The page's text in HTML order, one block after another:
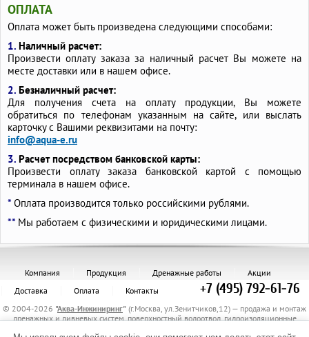
ОПЛАТА
Оплата может быть произведена следующими способами:
1. Наличный расчет:
Произвести оплату заказа за наличный расчет Вы можете на
месте доставки или в нашем офисе.
2. Безналичный расчет:
Для получения счета на оплату продукции, Вы можете
обратиться по телефонам указанным на сайте, или выслать
карточку с Вашими реквизитами на почту:
info@aqua-e.ru
3. Расчет посредством банковской карты:
Произвести оплату заказа банковской картой с помощью
терминала в нашем офисе.
* Оплата производится только российскими рублями.
** Мы работаем с физическими и юридическими лицами.
Компания Продукция Дренажные работы
Акции
Доставка
Оплата Контакты +7 (495) 792-61-76
© 2004-2026 "Аква-Инжиниринг" (г.Москва, ул.Зенитчиков,12) — продажа и монтаж
дренажных и ливневых систем, поверхностный водоотвод, гидроизоляционные